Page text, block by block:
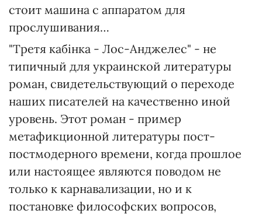
стоит машина с аппаратом для
прослушивания…
"Третя кабінка - Лос-Анджелес" - не
типичный для украинской литературы
роман, свидетельствующий о переходе
наших писателей на качественно иной
уровень. Этот роман - пример
метафикционной литературы пост-
постмодерного времени, когда прошлое
или настоящее являются поводом не
только к карнавализации, но и к
постановке философских вопросов,